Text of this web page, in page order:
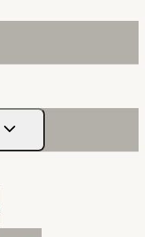
Untermenü
Umschalten